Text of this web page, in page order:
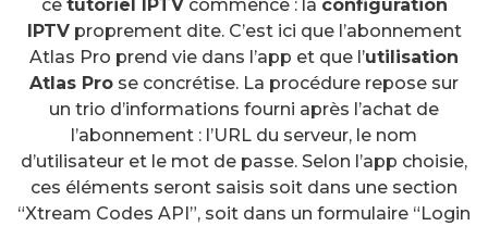
ce tutoriel IPTVcommence : la configuration
IPTVproprement dite. C’est ici que l’abonnement
Atlas Pro prend vie dans l’app et que l’utilisation
Atlas Pro se concrétise. La procédure repose sur
un trio d’informations fourni après l’achat de
l’abonnement : l’URL du serveur, le nom
d’utilisateur et le mot de passe. Selon l’app choisie,
ces éléments seront saisis soit dans une section
“Xtream Codes API”, soit dans un formulaire “Login